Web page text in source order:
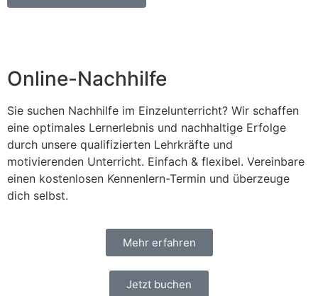
Online-Nachhilfe
Sie suchen Nachhilfe im Einzelunterricht? Wir schaffen
eine optimales Lernerlebnis und nachhaltige Erfolge
durch unsere qualifizierten Lehrkräfte und
motivierenden Unterricht. Einfach & flexibel. Vereinbare
einen kostenlosen Kennenlern-Termin und überzeuge
dich selbst.
Mehr erfahren
Jetzt buchen